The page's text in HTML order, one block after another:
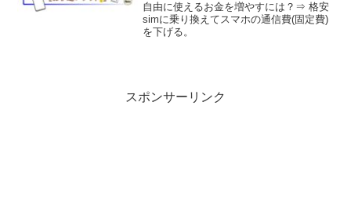
自由に使えるお金を増やすには？⇒ 格安
simに乗り換えてスマホの通信費(固定費)
を下げる。
スポンサーリンク